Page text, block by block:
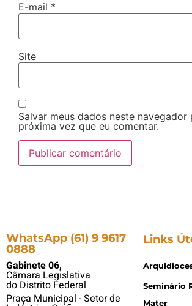
E-mail *
Site
Salvar meus dados neste navegador
próxima vez que eu comentar.
WhatsApp (61) 9 9617
0888
Gabinete 06,
Câmara Legislativa
do Distrito Federal
Praça Municipal - Setor de
Links
Seminário
Mater